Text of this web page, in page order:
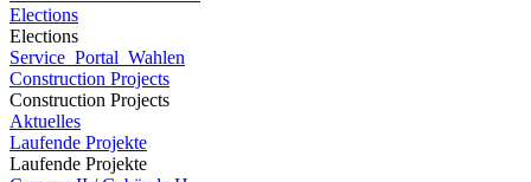
Elections
Elections
Service_Portal_Wahlen
Construction Projects
Construction Projects
Aktuelles
Laufende Projekte
Laufende Projekte